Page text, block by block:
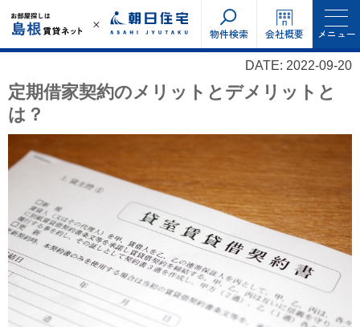
物件検索 会社概要 メニュー
DATE: 2022-09-20
定期借家契約のメリットとデメリットと
は？